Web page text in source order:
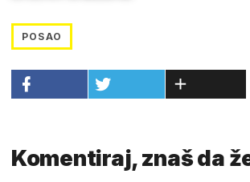
POSAO
Komentiraj, znaš da